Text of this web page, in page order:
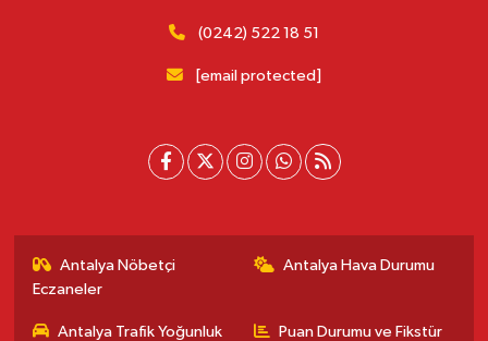
(0242) 522 18 51
[email protected]
Antalya Nöbetçi
Eczaneler
Antalya Hava Durumu
Antalya Trafik Yoğunluk
Puan Durumu ve Fikstür